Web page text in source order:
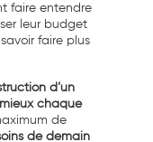
faire entendre
leur budget
faire plus
d’un
chaque
de
de demain